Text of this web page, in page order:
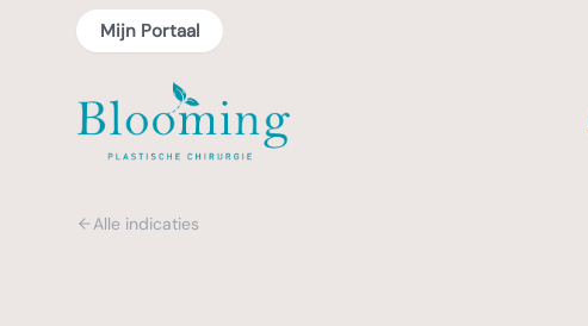
Mijn Portaal
Alle indicaties